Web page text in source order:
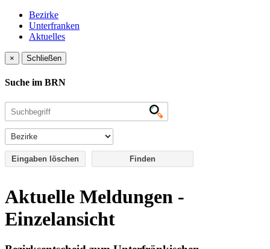
Bezirke
Unterfranken
Aktuelles
× Schließen
Suche im BRN
Eingaben löschen
Aktuelle Meldungen -
Einzelansicht